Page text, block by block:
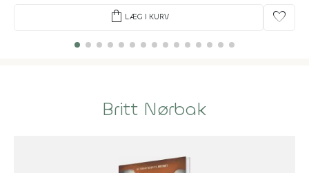
shopping_bag LÆG I KURV favorite
Britt Nørbak